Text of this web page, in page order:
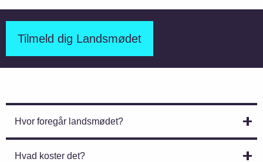
Tilmeld dig Landsmødet
Hvor foregår landsmødet?
Hvad koster det?